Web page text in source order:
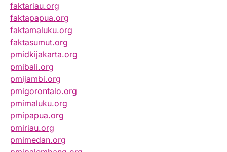
faktariau.org
faktapapua.org
faktamaluku.org
faktasumut.org
pmidkijakarta.org
pmibali.org
pmijambi.org
pmigorontalo.org
pmimaluku.org
pmipapua.org
pmiriau.org
pmimedan.org